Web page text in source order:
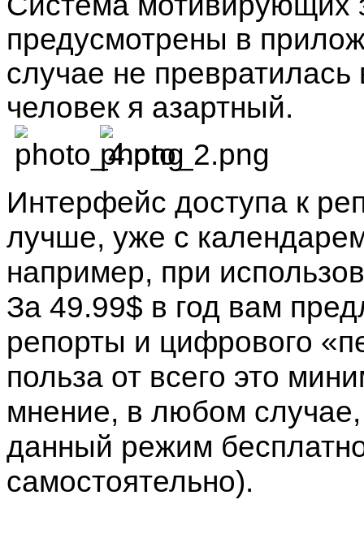
предусмотрены в
случае не
человек я азартный.
Интерфейс доступа к
лучше, уже с
например, при
За 49.99$ в год вам
репорты и цифрового
польза от всего это
мнение, в любом
данный режим
самостоятельно).